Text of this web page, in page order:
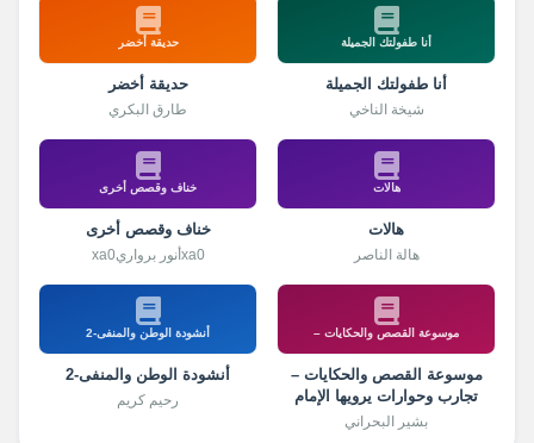
أنا طفولتك الجميلة
أنا طفولتك الجميلة
شيخة الناخي
حديقة أخضر
حديقة أخضر
طارق البكري
هالات
هالات
هالة الناصر
خناف وقصص أخرى
خناف وقصص أخرى
xa0أنور برواريxa0
موسوعة القصص والحكايات –
موسوعة القصص والحكايات –
تجارب وحوارات يرويها الإمام
الشيرازي
بشير البحراني
أنشودة الوطن والمنفى-2
أنشودة الوطن والمنفى-2
رحيم كريم